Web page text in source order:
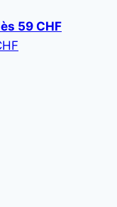
59 CHF